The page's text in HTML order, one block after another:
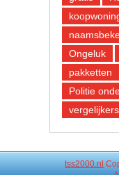
Ongeluk
pakketten
Politie
vergelijkers
tss2000.nl